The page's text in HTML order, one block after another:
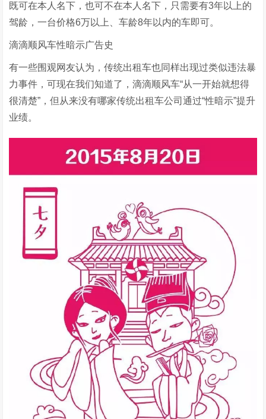
既可在本人名下，也可不在本人名下，只需要有3年以上的
驾龄，一台价格6万以上、车龄8年以内的车即可。
滴滴顺风车性暗示广告史
有一些围观网友认为，传统出租车也同样出现过类似违法暴
力事件，可现在我们知道了，滴滴顺风车“从一开始就想得
很清楚”，但从来没有哪家传统出租车公司通过“性暗示”提升
业绩。